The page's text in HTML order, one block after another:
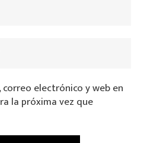
electrónico y web en
la próxima vez que